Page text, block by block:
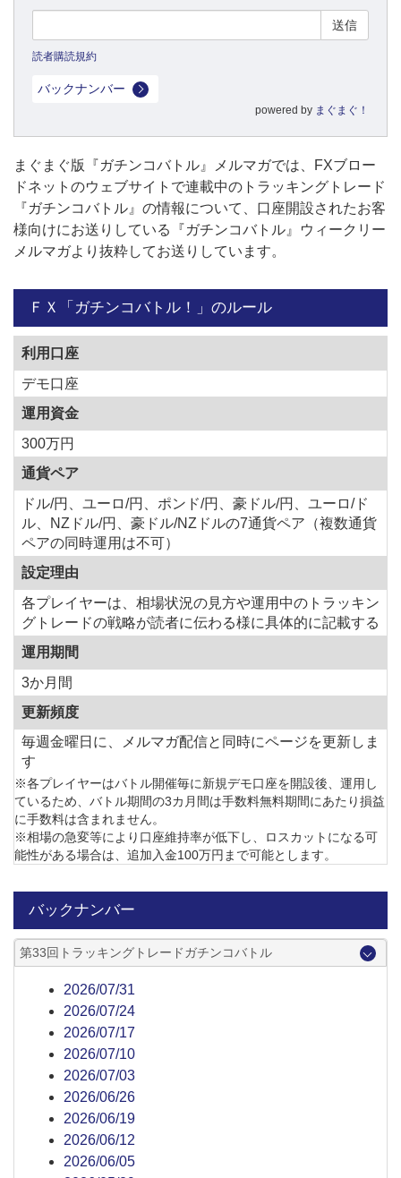
読者購読規約
バックナンバー
powered by まぐまぐ！
まぐまぐ版『ガチンコバトル』メルマガでは、FXブロー
ドネットのウェブサイトで連載中のトラッキングトレード
『ガチンコバトル』の情報について、口座開設されたお客
様向けにお送りしている『ガチンコバトル』ウィークリー
メルマガより抜粋してお送りしています。
ＦＸ「ガチンコバトル！」のルール
利用口座
デモ口座
運用資金
300万円
通貨ペア
ドル/円、ユーロ/円、ポンド/円、豪ドル/円、ユーロ/ド
ル、NZドル/円、豪ドル/NZドルの7通貨ペア（複数通貨
ペアの同時運用は不可）
設定理由
各プレイヤーは、相場状況の見方や運用中のトラッキン
グトレードの戦略が読者に伝わる様に具体的に記載する
運用期間
3か月間
更新頻度
毎週金曜日に、メルマガ配信と同時にページを更新しま
す
※各プレイヤーはバトル開催毎に新規デモ口座を開設後、運用し
ているため、バトル期間の3カ月間は手数料無料期間にあたり損益
に手数料は含まれません。
※相場の急変等により口座維持率が低下し、ロスカットになる可
能性がある場合は、追加入金100万円まで可能とします。
バックナンバー
第33回トラッキングトレードガチンコバトル
2026/07/31
2026/07/24
2026/07/17
2026/07/10
2026/07/03
2026/06/26
2026/06/19
2026/06/12
2026/06/05